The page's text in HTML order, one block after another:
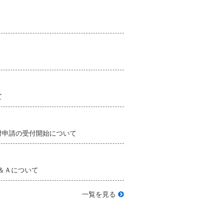
請の受付開始について
Ａについて
一覧を見る